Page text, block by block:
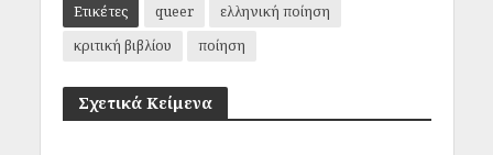
Ετικέτες queer
ελληνική ποίηση
κριτική βιβλίου
ποίηση
Σχετικά Κείμενα